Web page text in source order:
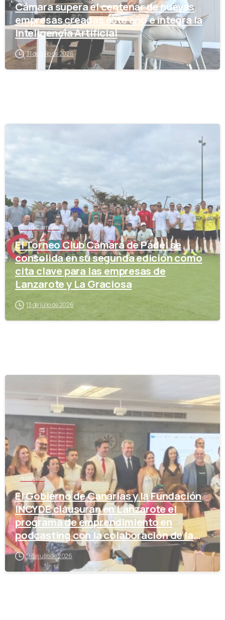
Cámara supera el centenar de nuevas
empresas creadas este año e integra la
Inteligencia Artificial
31 de julio de 2026
Club Cámara
El Torneo Club Cámara de Pádel se
consolida en su segunda edición como
cita clave para las empresas de
Lanzarote y La Graciosa
13 de julio de 2026
Noticias
El Gobierno de Canarias y la Fundación
INCYDE clausuran en Lanzarote el
programa de emprendimiento en
podcasting con la colaboración de la
Cámara de Comercio
9 de julio de 2026